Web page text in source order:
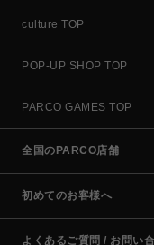
culture TOP
POP-UP SHOP TOP
PARCO GAMES TOP
全国のPARCO店舗
初めてのお客様へ
よくあるご質問 / お問い